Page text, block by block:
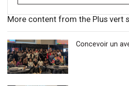
More content from the Plus vert
Concevoir un